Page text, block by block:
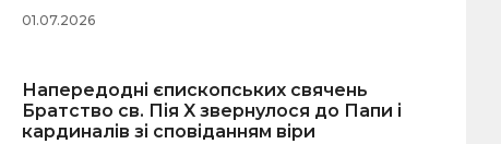
01.07.2026
Напередодні єпископських свячень
Братство св. Пія X звернулося до Папи і
кардиналів зі сповіданням віри